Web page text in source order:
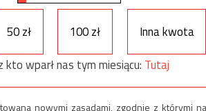
50 zł 100 zł
Inna kwota
kto wparł nas tym miesiącu: Tutaj
nowymi zasadami, zgodnie z którymi